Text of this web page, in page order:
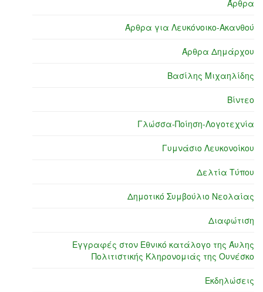
Άρθρα
Άρθρα για Λευκόνοικο-Ακανθού
Άρθρα Δημάρχου
Βασίλης Μιχαηλίδης
Βίντεο
Γλώσσα-Ποίηση-Λογοτεχνία
Γυμνάσιο Λευκονοίκου
Δελτία Τύπου
Δημοτικό Συμβούλιο Νεολαίας
Διαφώτιση
Εγγραφές στον Εθνικό κατάλογο της Άυλης
Πολιτιστικής Κληρονομιάς της Ουνέσκο
Εκδηλώσεις